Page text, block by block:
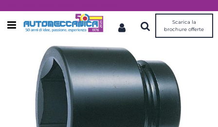
Open menu
Scarica la
brochure offerte